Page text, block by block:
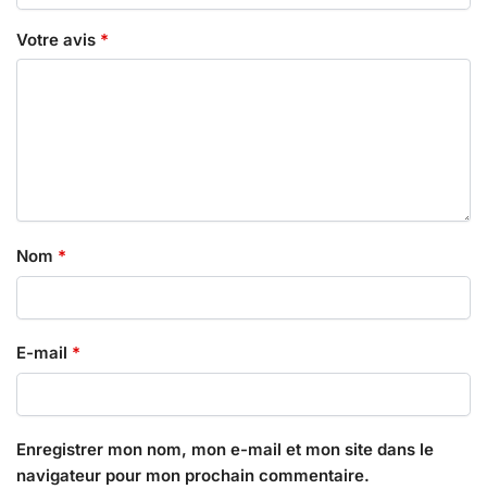
Votre avis *
Nom *
E-mail *
Enregistrer mon nom, mon e-mail et mon site dans le
navigateur pour mon prochain commentaire.